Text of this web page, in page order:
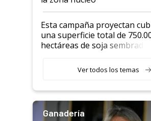
Esta campaña proyectan
una superficie total de
hectáreas de soja sembradas
variedades que marcan un
salto tecnológico en genética
Ver todos los temas
Ganadería